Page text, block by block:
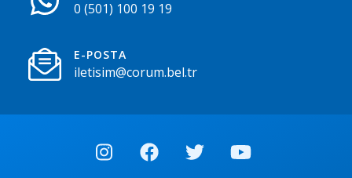
0 (501) 100 19 19
E-POSTA
iletisim@corum.bel.tr